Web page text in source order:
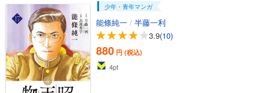
少年・青年マンガ
能條純一 / 半藤一利
3.9(10)
880 円 (税込)
4pt
あらすじを表示する
昭和天皇物語 3
781円 (税込)